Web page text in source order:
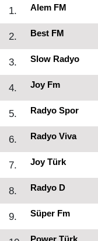
1. Alem FM
2. Best FM
3. Slow Radyo
4. Joy Fm
5. Radyo Spor
6. Radyo Viva
7. Joy Türk
8. Radyo D
9. Süper Fm
Power Türk